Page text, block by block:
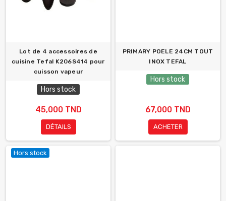
Lot de 4 accessoires de
cuisine Tefal K206S414 pour
cuisson vapeur
Hors stock
45,000 TND
DÉTAILS
PRIMARY POELE 24CM TOUT
INOX TEFAL
Hors stock
67,000 TND
ACHETER
Hors stock